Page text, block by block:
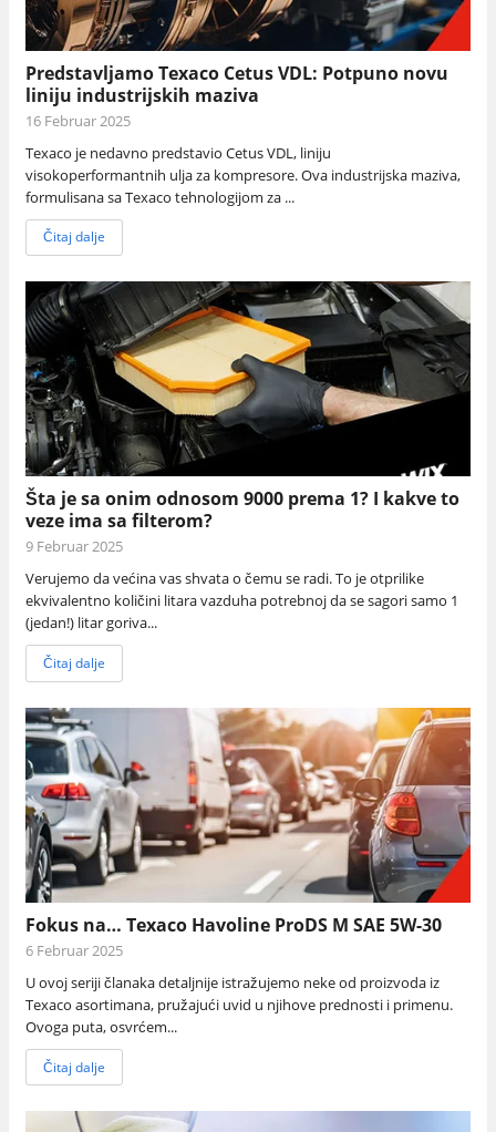
Predstavljamo Texaco Cetus VDL: Potpuno novu
liniju industrijskih maziva
16 Februar 2025
Texaco je nedavno predstavio Cetus VDL, liniju
visokoperformantnih ulja za kompresore. Ova industrijska maziva,
formulisana sa Texaco tehnologijom za ...
Čitaj dalje
Šta je sa onim odnosom 9000 prema 1? I kakve to
veze ima sa filterom?
9 Februar 2025
Verujemo da većina vas shvata o čemu se radi. To je otprilike
ekvivalentno količini litara vazduha potrebnoj da se sagori samo 1
(jedan!) litar goriva...
Čitaj dalje
Fokus na… Texaco Havoline ProDS M SAE 5W-30
6 Februar 2025
U ovoj seriji članaka detaljnije istražujemo neke od proizvoda iz
Texaco asortimana, pružajući uvid u njihove prednosti i primenu.
Ovoga puta, osvrćem...
Čitaj dalje